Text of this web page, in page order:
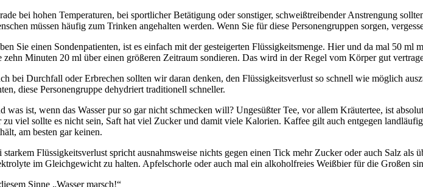
bei hohen Temperaturen, bei sportlicher Betätigung oder sonstiger, schweißtreibender Anstrengung
müssen häufig zum Trinken angehalten werden. Wenn Sie für diese Personengruppen sorgen,
Sie einen Sondenpatienten, ist es einfach mit der gesteigerten Flüssigkeitsmenge. Hier und da mal 50
zehn Minuten 20 ml über einen größeren Zeitraum sondieren. Das wird in der Regel vom Körper gut
bei Durchfall oder Erbrechen sollten wir daran denken, den Flüssigkeitsverlust so schnell wie möglich
diese Personengruppe dehydriert traditionell schneller.
was ist, wenn das Wasser pur so gar nicht schmecken will? Ungesüßter Tee, vor allem Kräutertee, ist
zu viel sollte es nicht sein, Saft hat viel Zucker und damit viele Kalorien. Kaffee gilt auch entgegen
am besten gar keinen.
starkem Flüssigkeitsverlust spricht ausnahmsweise nichts gegen einen Tick mehr Zucker oder auch Salz
im Gleichgewicht zu halten. Apfelschorle oder auch mal ein alkoholfreies Weißbier für die Großen
Sinne „Wasser marsch!“